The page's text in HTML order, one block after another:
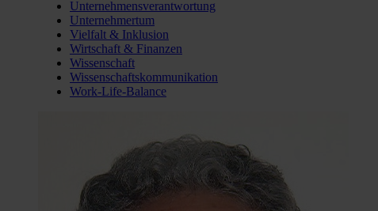
Unternehmensverantwortung
Unternehmertum
Vielfalt & Inklusion
Wirtschaft & Finanzen
Wissenschaft
Wissenschaftskommunikation
Work-Life-Balance